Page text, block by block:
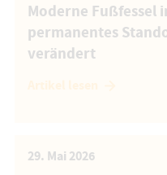
Moderne Fußfessel
permanentes
verändert
29. Mai 2026